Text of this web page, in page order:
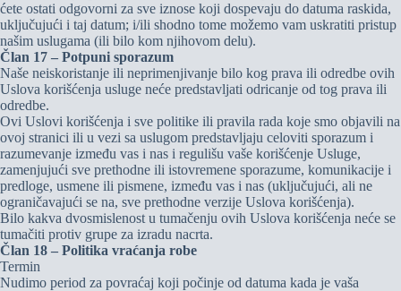
ćete ostati odgovorni za sve iznose koji dospevaju do datuma raskida,
uključujući i taj datum; i/ili shodno tome možemo vam uskratiti pristup
našim uslugama (ili bilo kom njihovom delu).
Član 17 – Potpuni sporazum
Naše neiskoristanje ili neprimenjivanje bilo kog prava ili odredbe ovih
Uslova korišćenja usluge neće predstavljati odricanje od tog prava ili
odredbe.
Ovi Uslovi korišćenja i sve politike ili pravila rada koje smo objavili na
ovoj stranici ili u vezi sa uslugom predstavljaju celoviti sporazum i
razumevanje između vas i nas i regulišu vaše korišćenje Usluge,
zamenjujući sve prethodne ili istovremene sporazume, komunikacije i
predloge, usmene ili pismene, između vas i nas (uključujući, ali ne
ograničavajući se na, sve prethodne verzije Uslova korišćenja).
Bilo kakva dvosmislenost u tumačenju ovih Uslova korišćenja neće se
tumačiti protiv grupe za izradu nacrta.
Član 18 – Politika vraćanja robe
Termin
Nudimo period za povraćaj koji počinje od datuma kada je vaša